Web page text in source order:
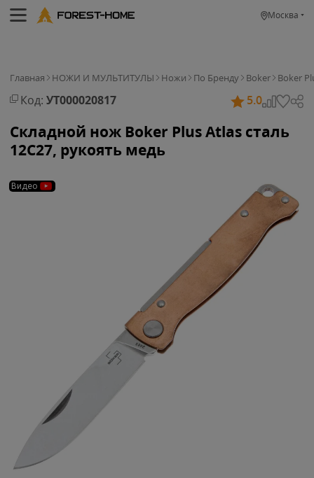
Москва
Главная НОЖИ И МУЛЬТИТУЛЫ Ножи По Бренду Boker Boker
Код: УТ000020817 5.0
Складной нож Boker Plus Atlas сталь
12С27, рукоять медь
Видео